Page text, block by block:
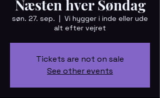
Næsten hver Søndag
søn. 27. sep.
  |
Vi hygger i inde eller ude
alt efter vejret
Tickets are not on sale
See other events